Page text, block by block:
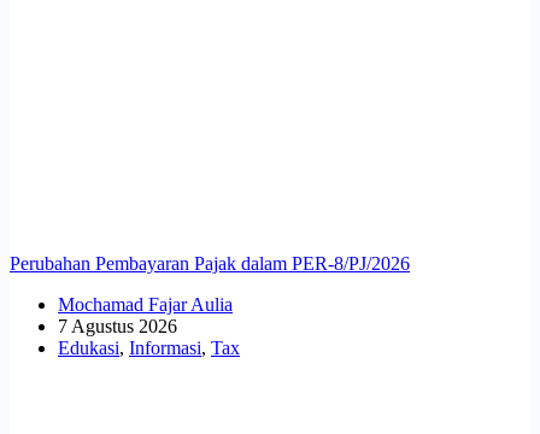
Perubahan Pembayaran Pajak dalam PER-8/PJ/2026
Mochamad Fajar Aulia
7 Agustus 2026
Edukasi, Informasi, Tax